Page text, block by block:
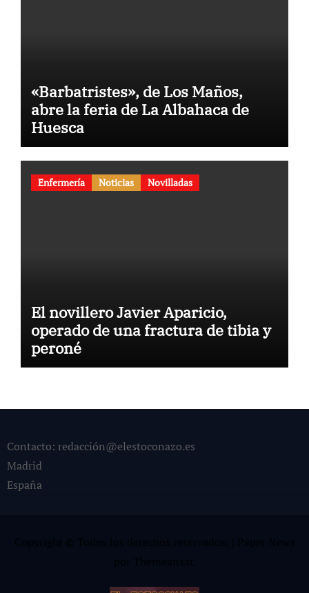
«Barbatristes», de Los Maños,
abre la feria de La Albahaca de
Huesca
Enfermería Noticias Novilladas
El novillero Javier Aparicio,
operado de una fractura de tibia y
peroné
Contacto: redacción@elestoconazo.es
Madrid
España